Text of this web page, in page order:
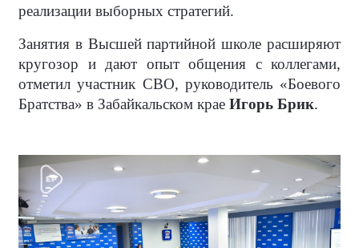
реализации выборных стратегий.
Занятия в Высшей партийной школе расширяют
кругозор и дают опыт общения с коллегами,
отметил участник СВО, руководитель «Боевого
Братства» в Забайкальском крае Игорь Брик.